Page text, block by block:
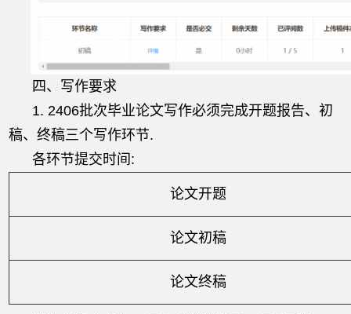
四、写作要求
1. 2406批次毕业论文写作必须完成开题报告、初
稿、终稿三个写作环节.
各环节提交时间:
论文开题
论文初稿
论文终稿